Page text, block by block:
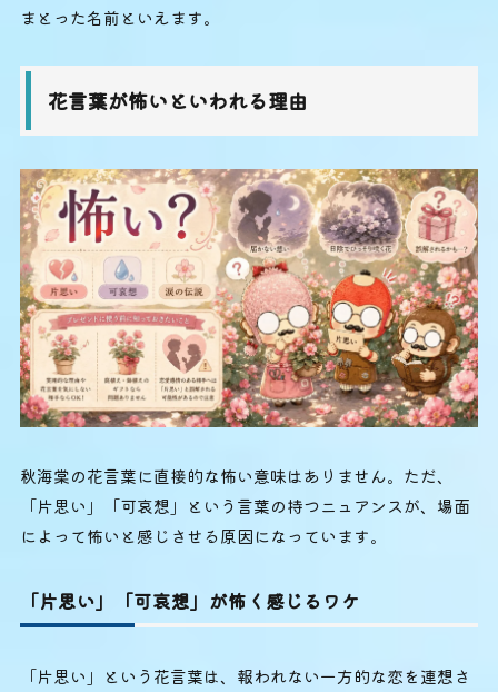
まとった名前といえます。
花言葉が怖いといわれる理由
秋海棠の花言葉に直接的な怖い意味はありません。ただ、
「片思い」「可哀想」という言葉の持つニュアンスが、場面
によって怖いと感じさせる原因になっています。
「片思い」「可哀想」が怖く感じるワケ
「片思い」という花言葉は、報われない一方的な恋を連想さ